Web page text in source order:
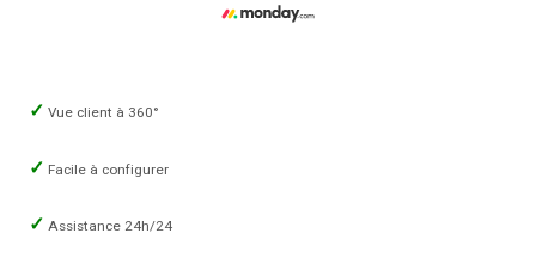
Vue client à 360°
Facile à configurer
Assistance 24h/24